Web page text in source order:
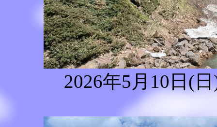
2026年5月10日(